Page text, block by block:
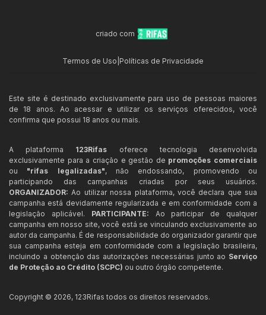
criado com
Termos de Uso Políticas de Privacidade
Este site é destinado exclusivamente para uso de pessoas maiores
de 18 anos. Ao acessar e utilizar os serviços oferecidos, você
confirma que possui 18 anos ou mais.
A plataforma 123Rifas oferece tecnologia desenvolvida
exclusivamente para a criação e gestão de promoções comerciais
ou "rifas legalizadas", não endossando, promovendo ou
participando das campanhas criadas por seus usuários.
ORGANIZADOR: Ao utilizar nossa plataforma, você declara que sua
campanha está devidamente regularizada e em conformidade com a
legislação aplicável. PARTICIPANTE: Ao participar de qualquer
campanha em nosso site, você está se vinculando exclusivamente ao
autor da campanha. É de responsabilidade do organizador garantir que
sua campanha esteja em conformidade com a legislação brasileira,
incluindo a obtenção das autorizações necessárias junto ao Serviço
de Proteção ao Crédito (SCPC) ou outro órgão competente.
Copyright © 2026, 123Rifas todos os direitos reservados.